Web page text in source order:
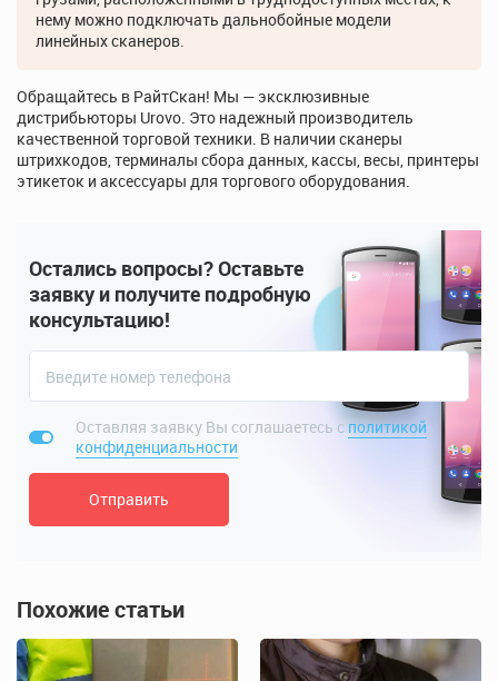
нему можно подключать дальнобойные модели
линейных сканеров.
Обращайтесь в РайтСкан! Мы — эксклюзивные
дистрибьюторы Urovo. Это надежный производитель
качественной торговой техники. В наличии сканеры
штрихкодов, терминалы сбора данных, кассы, весы, принтеры
этикеток и аксессуары для торгового оборудования.
Остались вопросы? Оставьте
заявку и получите подробную
консультацию!
Оставляя заявку Вы соглашаетесь сполитикой
конфиденциальности
Похожие статьи